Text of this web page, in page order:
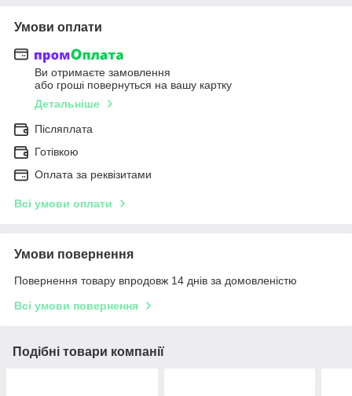
Умови оплати
Ви отримаєте замовлення
або гроші повернуться на вашу картку
Детальніше
Післяплата
Готівкою
Оплата за реквізитами
Всі умови оплати
Умови повернення
Повернення товару впродовж 14 днів за домовленістю
Всі умови повернення
Подібні товари компанії